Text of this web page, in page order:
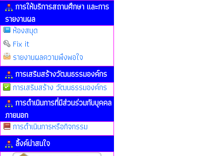
การให้บริการสถานศึกษา และการ
รายงานผล
ห้องสมุด
Fix it
รายงานผลความพึงพอใจ
การเสริมสร้างวัฒนธรรมองค์กร
การเสริมสร้าง วัฒนธรรมองค์กร
การดำเนินการที่มีส่วนร่วมกับบุคคล
ภายนอก
การดำเนินการหรือกิจกรรม
ลิ้งค์น่าสนใจ